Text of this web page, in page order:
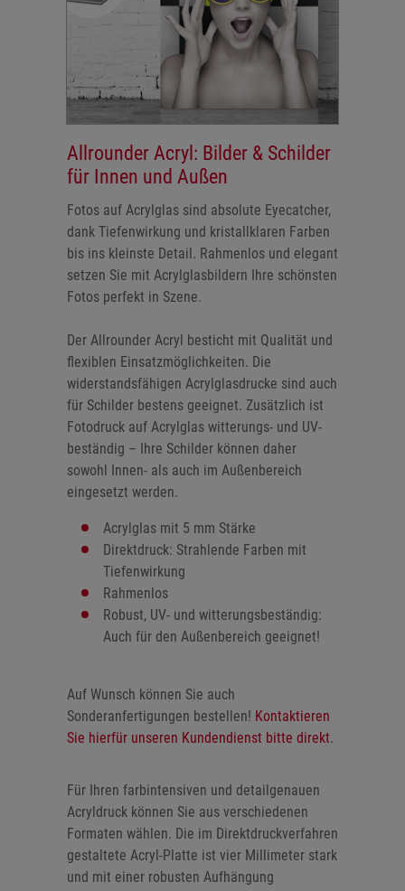
Allrounder Acryl: Bilder & Schilder
für Innen und Außen
Fotos auf Acrylglas sind absolute Eyecatcher,
dank Tiefenwirkung und kristallklaren Farben
bis ins kleinste Detail. Rahmenlos und elegant
setzen Sie mit Acrylglasbildern Ihre schönsten
Fotos perfekt in Szene.
Der Allrounder Acryl besticht mit Qualität und
flexiblen Einsatzmöglichkeiten. Die
widerstandsfähigen Acrylglasdrucke sind auch
für Schilder bestens geeignet. Zusätzlich ist
Fotodruck auf Acrylglas witterungs- und UV-
beständig – Ihre Schilder können daher
sowohl Innen- als auch im Außenbereich
eingesetzt werden.
Acrylglas mit 5 mm Stärke
Direktdruck: Strahlende Farben mit
Tiefenwirkung
Rahmenlos
Robust, UV- und witterungsbeständig:
Auch für den Außenbereich geeignet!
Auf Wunsch können Sie auch
Sonderanfertigungen bestellen! Kontaktieren
Sie hierfür unseren Kundendienst bitte direkt.
Für Ihren farbintensiven und detailgenauen
Acryldruck können Sie aus verschiedenen
Formaten wählen. Die im Direktdruckverfahren
gestaltete Acryl-Platte ist vier Millimeter stark
und mit einer robusten Aufhängung